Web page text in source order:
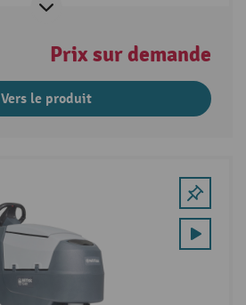
Prix sur demande
Vers le produit